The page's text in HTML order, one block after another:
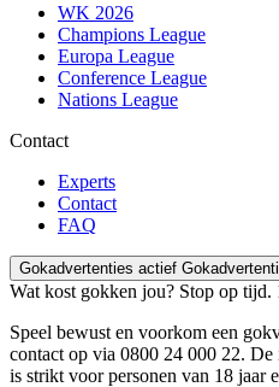
WK 2026
Champions League
Europa League
Conference League
Nations League
Contact
Experts
Contact
FAQ
Gokadvertenties actief
Wat kost gokken jou? Stop op tijd.
Speel bewust en voorkom een
contact op via 0800 24 000 22. De
is strikt voor personen van 18 jaar